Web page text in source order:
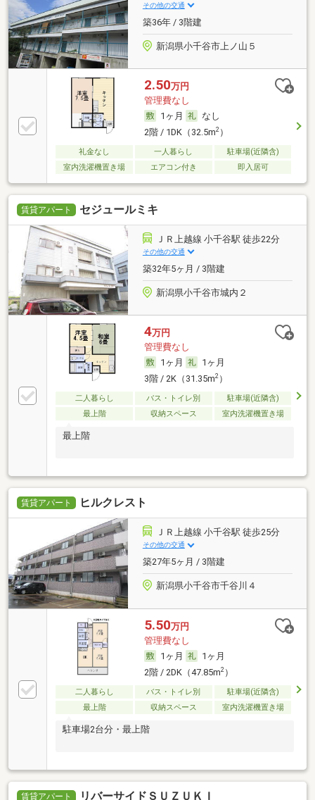
その他の交通
築36年 / 3階建
新潟県小千谷市上ノ山５
2.50万円
管理費なし
1ヶ月
なし
2階 / 1DK（32.5m2）
礼金なし 一人暮らし
駐車場(近隣含)
室内洗濯機置き場
エアコン付き 即入居可
賃貸アパート セジュールミキ
ＪＲ上越線 小千谷駅 徒歩22分
その他の交通
築32年5ヶ月 / 3階建
新潟県小千谷市城内２
4万円
管理費なし
1ヶ月
1ヶ月
3階 / 2K（31.35m2）
二人暮らし バス・トイレ別
駐車場(近隣含)
最上階
収納スペース 室内洗濯機置き場
最上階
賃貸アパート ヒルクレスト
ＪＲ上越線 小千谷駅 徒歩25分
その他の交通
築27年5ヶ月 / 3階建
新潟県小千谷市千谷川４
5.50万円
管理費なし
1ヶ月
1ヶ月
2階 / 2DK（47.85m2）
二人暮らし バス・トイレ別
駐車場(近隣含)
最上階
収納スペース 室内洗濯機置き場
駐車場2台分・最上階
賃貸アパート リバーサイドＳＵＺＵＫＩ